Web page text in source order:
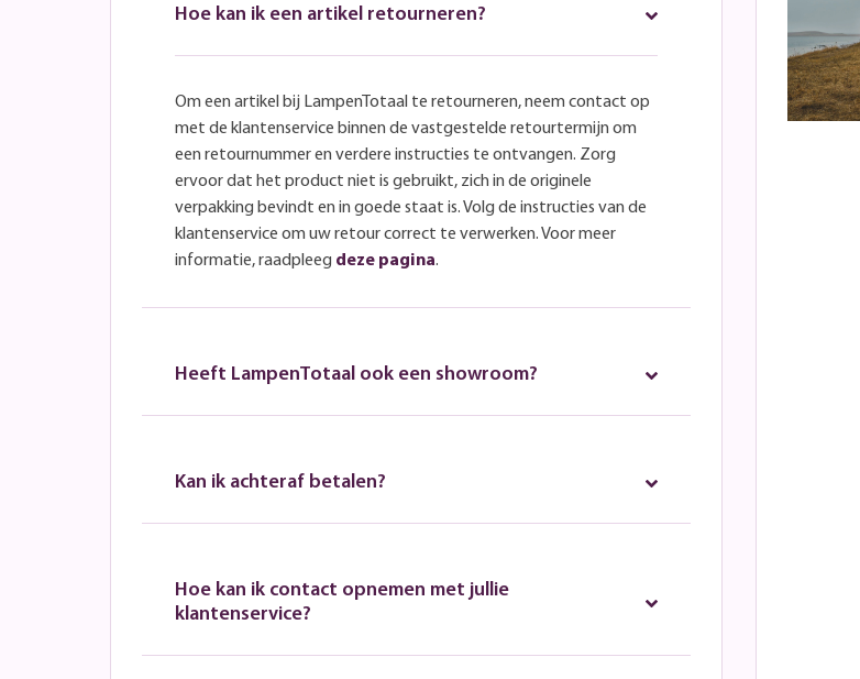
Hoe kan ik een artikel retourneren?
Om een artikel bij LampenTotaal te retourneren, neem contact op
met de klantenservice binnen de vastgestelde retourtermijn om
een retournummer en verdere instructies te ontvangen. Zorg
ervoor dat het product niet is gebruikt, zich in de originele
verpakking bevindt en in goede staat is. Volg de instructies van de
klantenservice om uw retour correct te verwerken. Voor meer
informatie, raadpleeg deze pagina.
Heeft LampenTotaal ook een showroom?
Kan ik achteraf betalen?
Hoe kan ik contact opnemen met jullie
klantenservice?